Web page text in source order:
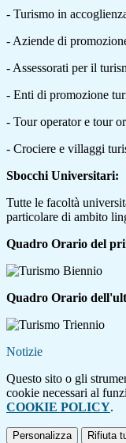
- Turismo in
- Aziende di
- Assessorati per il
- Enti di promozione
- Tour operator e tour
- Crociere e villaggi
Sbocchi Universitari:
Tutte le facoltà
particolare di ambito
Quadro Orario del
Quadro Orario
Notizie
Questo sito o gli
cookie necessari al
COOKIE POLICY.
Personalizza Rifiuta